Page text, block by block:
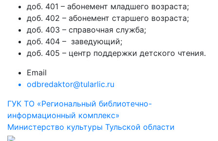
доб. 401 – абонемент младшего возраста;
доб. 402 – абонемент старшего возраста;
доб. 403 – справочная служба;
доб. 404 – заведующий;
доб. 405 – центр поддержки детского чтения.
Email
odbredaktor@tularlic.ru
ГУК ТО «Региональный библиотечно-
информационный комплекс»
Министерство культуры Тульской области